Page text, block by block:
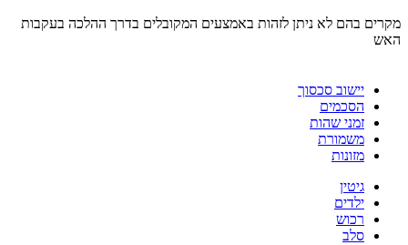
מקרים בהם לא ניתן לזהות באמצעים המקובלים בדרך ההלכה בעקבות
האש
יישוב סכסוך
הסכמים
זמני שהות
משמורת
מזונות
גיטין
ילדים
רכוש
סלב